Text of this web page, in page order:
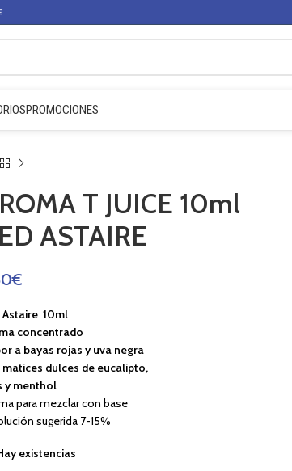
PROMOCIONES
T JUICE 10ml
ASTAIRE
€
Astaire 10ml
concentrado
a bayas rojas y uva negra
matices dulces de eucalipto,
y menthol
para mezclar con base
sugerida 7-15%
existencias